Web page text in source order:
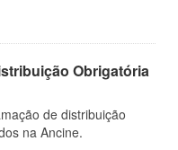
Obrigatória
de distribuição
na Ancine.